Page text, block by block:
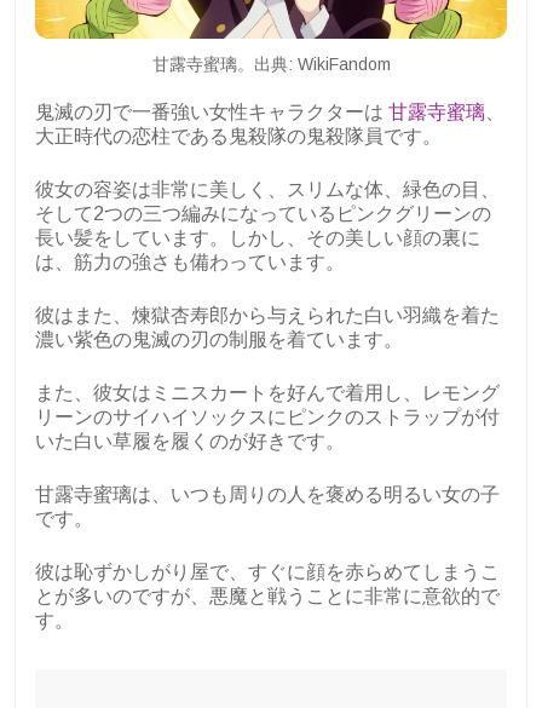
甘露寺蜜璃。出典: WikiFandom
鬼滅の刃で一番強い女性キャラクターは 甘露寺蜜璃
大正時代の恋柱である鬼殺隊の鬼殺隊員です。
彼女の容姿は非常に美しく、スリムな体、緑色の目、
そして2つの三つ編みになっているピンクグリーンの
長い髪をしています。しかし、その美しい顔の裏に
は、筋力の強さも備わっています。
彼はまた、煉獄杏寿郎から与えられた白い羽織を着た
濃い紫色の鬼滅の刃の制服を着ています。
また、彼女はミニスカートを好んで着用し、レモング
リーンのサイハイソックスにピンクのストラップが付
いた白い草履を履くのが好きです。
甘露寺蜜璃は、いつも周りの人を褒める明るい女の子
です。
彼は恥ずかしがり屋で、すぐに顔を赤らめてしまうこ
とが多いのですが、悪魔と戦うことに非常に意欲的で
す。